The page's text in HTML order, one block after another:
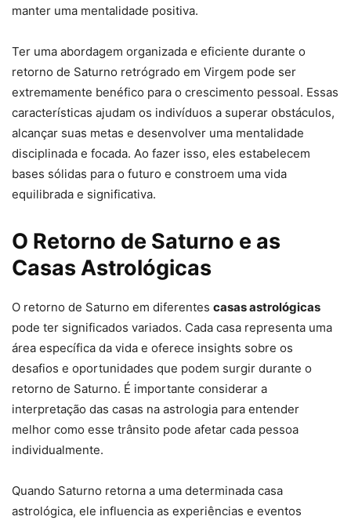
manter uma mentalidade positiva.
Ter uma abordagem organizada e eficiente durante o
retorno de Saturno retrógrado em Virgem pode ser
extremamente benéfico para o crescimento pessoal. Essas
características ajudam os indivíduos a superar obstáculos,
alcançar suas metas e desenvolver uma mentalidade
disciplinada e focada. Ao fazer isso, eles estabelecem
bases sólidas para o futuro e constroem uma vida
equilibrada e significativa.
O Retorno de Saturno e as
Casas Astrológicas
O retorno de Saturno em diferentes casas astrológicas
pode ter significados variados. Cada casa representa uma
área específica da vida e oferece insights sobre os
desafios e oportunidades que podem surgir durante o
retorno de Saturno. É importante considerar a
interpretação das casas na astrologia para entender
melhor como esse trânsito pode afetar cada pessoa
individualmente.
Quando Saturno retorna a uma determinada casa
astrológica, ele influencia as experiências e eventos